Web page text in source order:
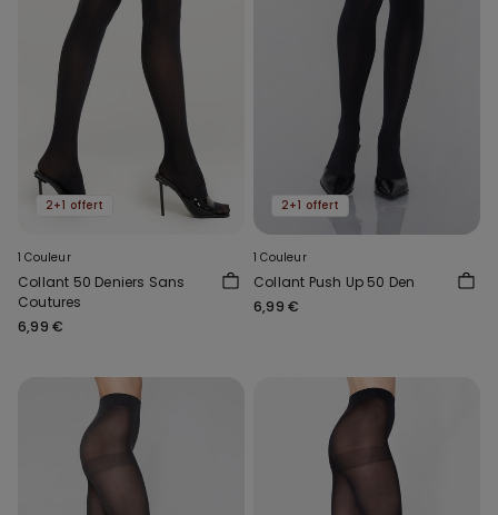
2+1 offert
1 Couleur
Collant 50 Deniers Sans
Coutures
6,99 €
2+1 offert
1 Couleur
Collant Push Up 50 Den
6,99 €